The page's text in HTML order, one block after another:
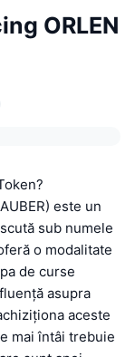
ORLEN
este un
sub numele
o modalitate
de curse
asupra
aceste
mai întâi trebuie